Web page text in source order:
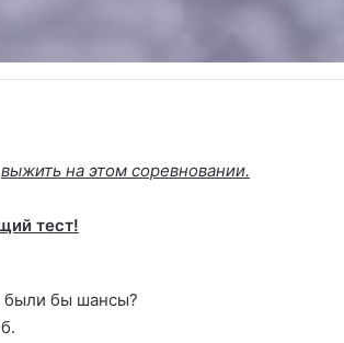
выжить на этом соревновании.
тест!
были бы шансы?